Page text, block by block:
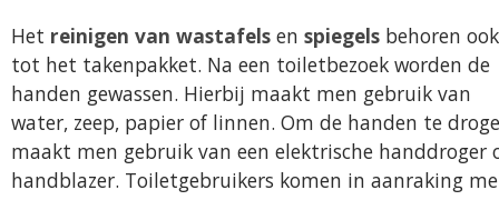
Het reinigen van wastafels en spiegels behoren ook
tot het takenpakket. Na een toiletbezoek worden de
handen gewassen. Hierbij maakt men gebruik van
water, zeep, papier of linnen. Om de handen te
maakt men gebruik van een elektrische handdroger
handblazer. Toiletgebruikers komen in aanraking